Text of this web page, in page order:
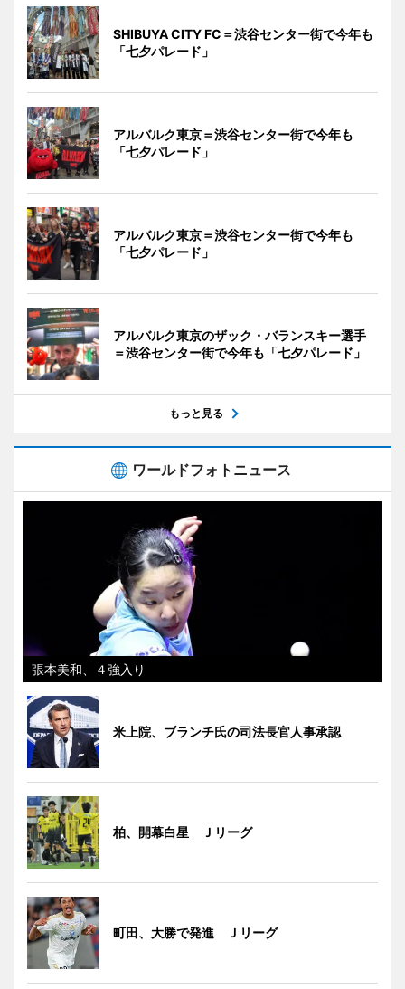
SHIBUYA CITY FC＝渋谷センター街で今年も
「七夕パレード」
アルバルク東京＝渋谷センター街で今年も
「七夕パレード」
アルバルク東京＝渋谷センター街で今年も
「七夕パレード」
アルバルク東京のザック・バランスキー選手
＝渋谷センター街で今年も「七夕パレード」
もっと見る
ワールドフォトニュース
張本美和、４強入り
米上院、ブランチ氏の司法長官人事承認
柏、開幕白星 Ｊリーグ
町田、大勝で発進 Ｊリーグ